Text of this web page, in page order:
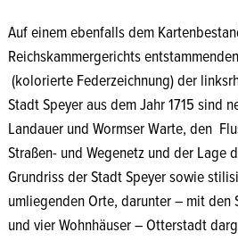
Auf einem ebenfalls dem
Reichskammergerichts
(kolorierte Federzeichnung) der
Stadt Speyer aus dem Jahr 1715 sind
Landauer und Wormser Warte, den
Straßen- und Wegenetz und der Lage
Grundriss der Stadt Speyer sowie
umliegenden Orte, darunter – mit den
und vier Wohnhäuser – Otterstadt